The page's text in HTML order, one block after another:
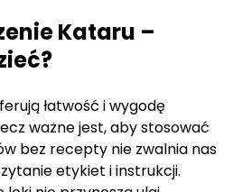
Kataru –
łatwość i wygodę
ważne jest, aby stosować
bez recepty nie zwalnia nas
etykiet i instrukcji.